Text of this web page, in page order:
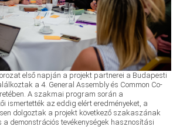
első napján a projekt partnerei a Budapesti
a 4. General Assembly és Common Co-
A szakmai program során a
ismertették az eddig elért eredményeket, a
dolgoztak a projekt következő szakaszának
demonstrációs tevékenységek hasznosítási